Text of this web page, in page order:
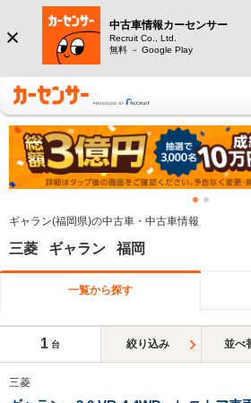
中古車情報カーセンサー
Recruit Co., Ltd.
無料 － Google Play
ギャラン(福岡県)の中古車・中古車情報
三菱 ギャラン 福岡
一覧から探す
1 台 絞り込み 並べ
三菱